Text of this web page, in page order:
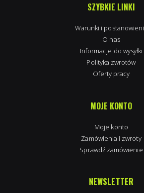
SZYBKIE LINKI
Warunki i
O nas
Informacje do wysyłki
Polityka zwrotów
Oferty pracy
MOJE KONTO
Moje konto
Zamówienia i zwroty
Sprawdź zamówienie
NEWSLETTER